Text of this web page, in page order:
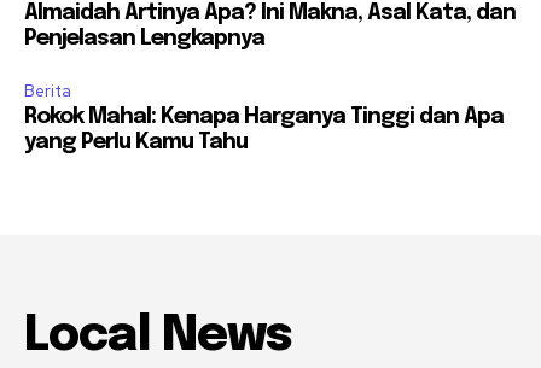
Almaidah Artinya Apa? Ini Makna, Asal Kata, dan
Penjelasan Lengkapnya
Berita
Rokok Mahal: Kenapa Harganya Tinggi dan Apa
yang Perlu Kamu Tahu
Local News